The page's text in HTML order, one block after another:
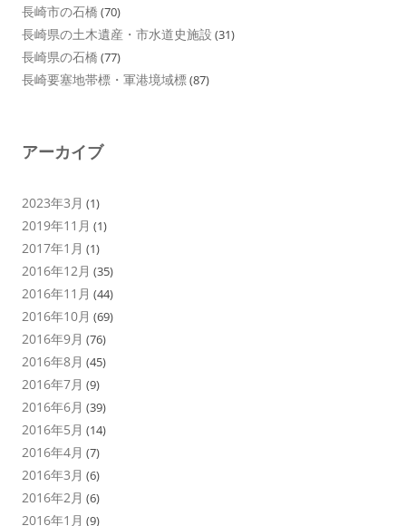
長崎市の石橋 (70)
長崎県の土木遺産・市水道史施設 (31)
長崎県の石橋 (77)
長崎要塞地帯標・軍港境域標(87)
アーカイブ
2023年3月 (1)
2019年11月 (1)
2017年1月 (1)
2016年12月 (35)
2016年11月 (44)
2016年10月 (69)
2016年9月 (76)
2016年8月 (45)
2016年7月 (9)
2016年6月 (39)
2016年5月 (14)
2016年4月 (7)
2016年3月 (6)
2016年2月 (6)
2016年1月 (9)